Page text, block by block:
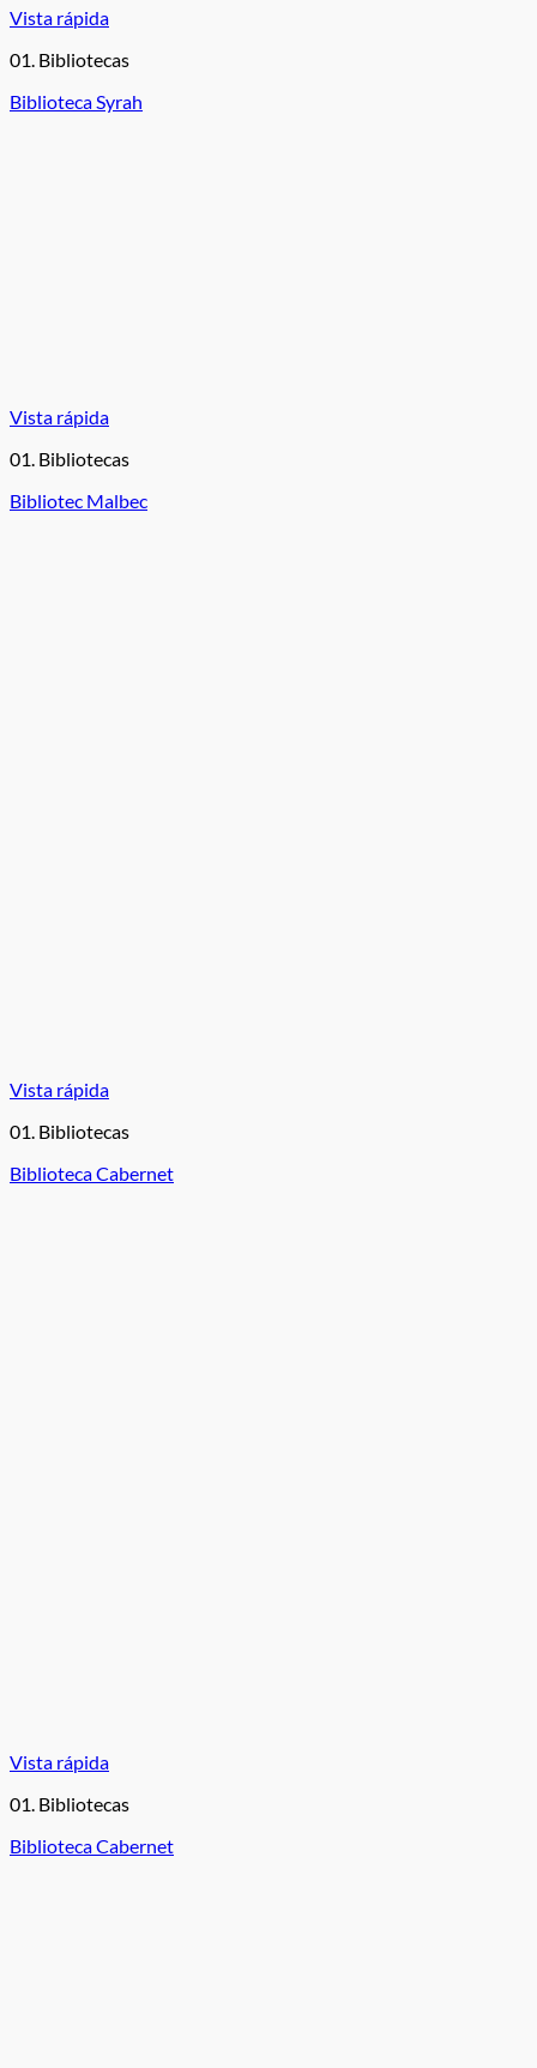
Vista rápida
01. Bibliotecas
Biblioteca Syrah
Vista rápida
01. Bibliotecas
Bibliotec Malbec
Vista rápida
01. Bibliotecas
Biblioteca Cabernet
Vista rápida
01. Bibliotecas
Biblioteca Cabernet